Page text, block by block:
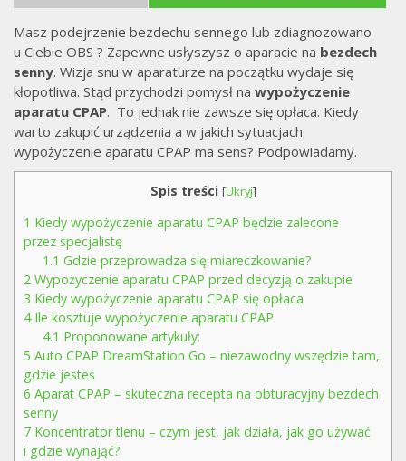
Masz podejrzenie bezdechu sennego lub zdiagnozowano
u Ciebie OBS ? Zapewne usłyszysz o aparacie na bezdech
senny. Wizja snu w aparaturze na początku wydaje się
kłopotliwa. Stąd przychodzi pomysł na wypożyczenie
aparatu CPAP. To jednak nie zawsze się opłaca. Kiedy
warto zakupić urządzenia a w jakich sytuacjach
wypożyczenie aparatu CPAP ma sens? Podpowiadamy.
Spis treści [Ukryj]
1 Kiedy wypożyczenie aparatu CPAP będzie zalecone
przez specjalistę
1.1 Gdzie przeprowadza się miareczkowanie?
2 Wypożyczenie aparatu CPAP przed decyzją o zakupie
3 Kiedy wypożyczenie aparatu CPAP się opłaca
4Ile kosztuje wypożyczenie aparatu CPAP
4.1 Proponowane artykuły:
5 Auto CPAP DreamStation Go – niezawodny wszędzie tam,
gdzie jesteś
6 Aparat CPAP – skuteczna recepta na obturacyjny bezdech
senny
7 Koncentrator tlenu – czym jest, jak działa, jak go używać
i gdzie wynająć?